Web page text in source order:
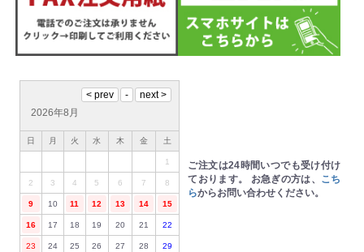
2026年8月
日 月 火 水 木 金 土
1
2 3 4 5 6 7 8
9 10 11 12 13 14 15
16 17 18 19 20 21 22
23 24 25 26 27 28 29
ご注文は24時間いつでも受け付け
ております。 お急ぎの方は、 こち
らからお問い合わせください。